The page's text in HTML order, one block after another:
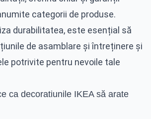
categorii de produse.
durabilitatea, este esențial să
de asamblare și întreținere și
potrivite pentru nevoile tale
ca decoratiunile IKEA să arate